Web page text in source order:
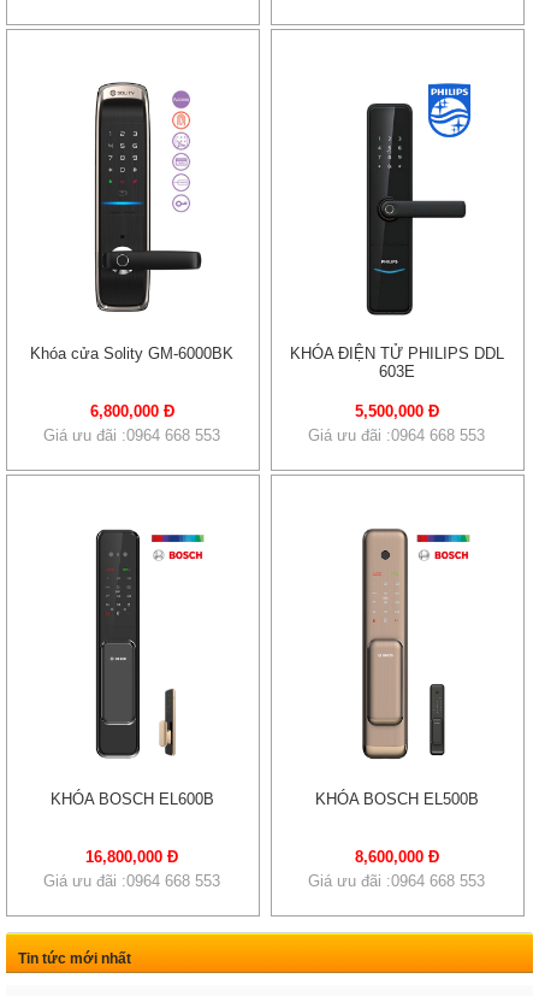
Khóa cửa Solity GM-6000BK
6,800,000 Đ
Giá ưu đãi :0964 668 553
KHÓA ĐIỆN TỬ PHILIPS DDL
603E
5,500,000 Đ
Giá ưu đãi :0964 668 553
KHÓA BOSCH EL600B
16,800,000 Đ
Giá ưu đãi :0964 668 553
KHÓA BOSCH EL500B
8,600,000 Đ
Giá ưu đãi :0964 668 553
Tin tức mới nhất